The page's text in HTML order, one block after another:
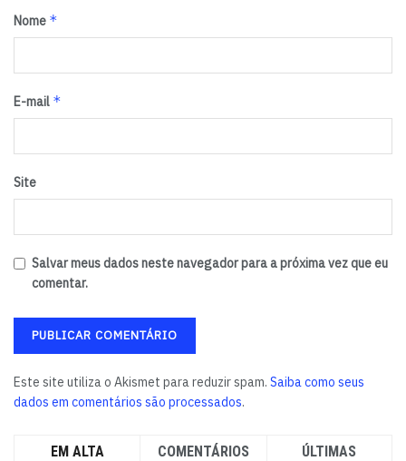
Área mínima por unidade: 150 m²
Nº de funcionários por unidade: 25
Telefone: (11) 3053-3805
E-mail: franchising@cna.com.br
Tags: CNA franqueados franquia
Nome *
E-mail *
Site
Salvar meus dados neste navegador para a próxima vez que eu
comentar.
Este site utiliza o Akismet para reduzir spam. Saiba como seus
dados em comentários são processados.
EM ALTA COMENTÁRIOS ÚLTIMAS